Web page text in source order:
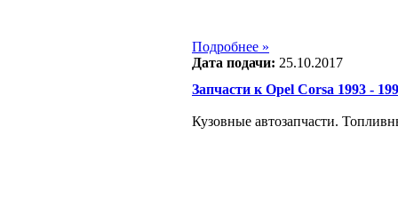
Подробнее »
Дата подачи: 25.10.2017
Запчасти к Opel Corsa 1993 -
Кузовные автозапчасти.